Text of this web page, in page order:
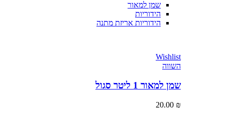
שמן למאור
הידוריות
הידוריות אריזת מתנה
Wishlist
שמן למאור 1 ליטר סגול
20.00